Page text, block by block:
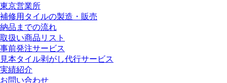
東京営業所
補修用タイルの製造・販売
納品までの流れ
取扱い商品リスト
事前発注サービス
見本タイル剥がし代行サービス
実績紹介
お問い合わせ